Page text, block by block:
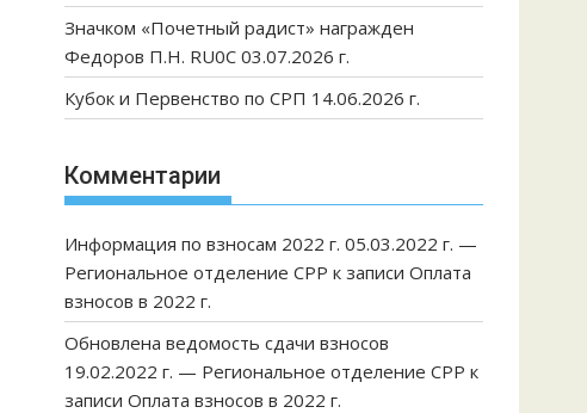
Значком «Почетный радист» награжден
Федоров П.Н. RU0C 03.07.2026 г.
Кубок и Первенство по СРП 14.06.2026 г.
Комментарии
Информация по взносам 2022 г. 05.03.2022 г. —
Региональное отделение СРР к записи Оплата
взносов в 2022 г.
Обновлена ведомость сдачи взносов
19.02.2022 г. — Региональное отделение СРР к
записи Оплата взносов в 2022 г.